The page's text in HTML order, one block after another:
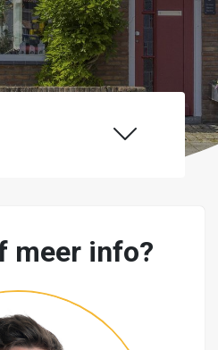
meer info?